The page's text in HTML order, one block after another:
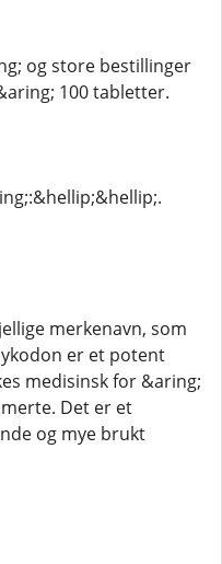
og store bestillinger
100 tabletter.
merkenavn, som
er et potent
medisinsk for &aring;
Det er et
og mye brukt